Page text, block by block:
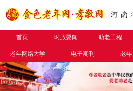
首页 时政要闻 助老工程
老年网络大学 电子期刊 老